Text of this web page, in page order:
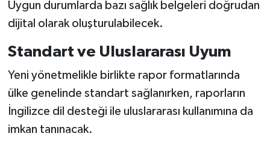
Uygun durumlarda bazı sağlık belgeleri doğrudan
dijital olarak oluşturulabilecek.
Standart ve Uluslararası Uyum
Yeni yönetmelikle birlikte rapor formatlarında
ülke genelinde standart sağlanırken, raporların
İngilizce dil desteği ile uluslararası kullanımına da
imkan tanınacak.